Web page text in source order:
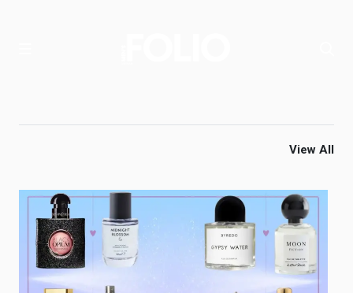
View All